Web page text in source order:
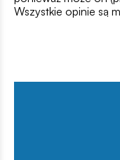
Wszystkie opinie są